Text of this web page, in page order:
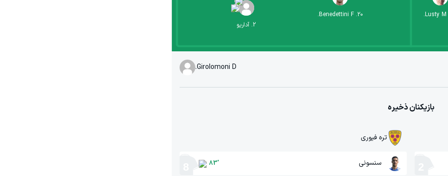
Lusty M.
2
. آداریو
20
.
Benedettini F.
Girolomoni D.
بازیکنان ذخیره
تره فیوری
سنسونی 83'